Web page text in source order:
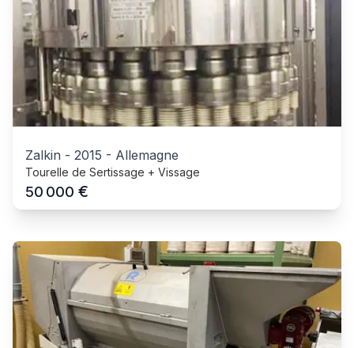
Zalkin - 2015 - Allemagne
Tourelle de Sertissage + Vissage
50 000 €